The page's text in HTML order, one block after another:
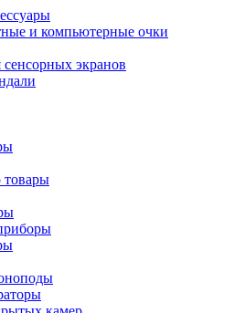
и компьютерные очки
экранов
товары